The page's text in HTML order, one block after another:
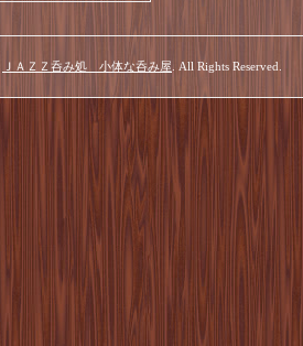
ＪＡＺＺ呑み処 小体な呑み屋 . All Rights Reserved.